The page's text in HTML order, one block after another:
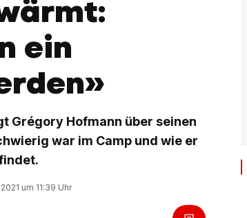
ein
Grégory Hofmann über seinen
war im Camp und wie er
um 11:39 Uhr